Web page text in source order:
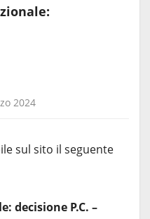
2024
sul sito il seguente
decisione P.C. –